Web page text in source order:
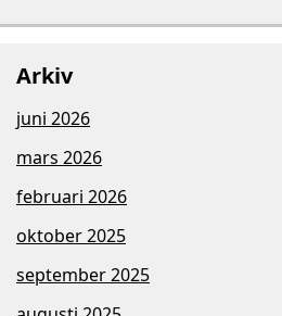
Arkiv
juni 2026
mars 2026
februari 2026
oktober 2025
september 2025